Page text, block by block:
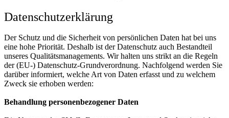
Datenschutzerklärung
Der Schutz und die Sicherheit von persönlichen Daten hat bei uns
eine hohe Priorität. Deshalb ist der Datenschutz auch Bestandteil
unseres Qualitätsmanagements. Wir halten uns strikt an die Regeln
der (EU-) Datenschutz-Grundverordnung. Nachfolgend werden Sie
darüber informiert, welche Art von Daten erfasst und zu welchem
Zweck sie erhoben werden:
Behandlung personenbezogener Daten